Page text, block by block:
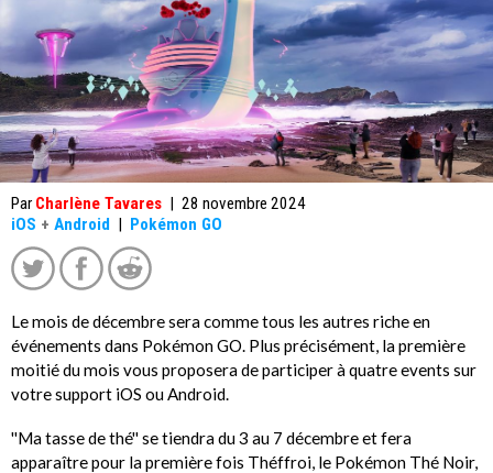
Par Charlène Tavares | 28 novembre 2024
iOS + Android | Pokémon GO
Le mois de décembre sera comme tous les autres riche en
événements dans Pokémon GO. Plus précisément, la première
moitié du mois vous proposera de participer à quatre events sur
votre support iOS ou Android.
''Ma tasse de thé'' se tiendra du 3 au 7 décembre et fera
apparaître pour la première fois Théffroi, le Pokémon Thé Noir,